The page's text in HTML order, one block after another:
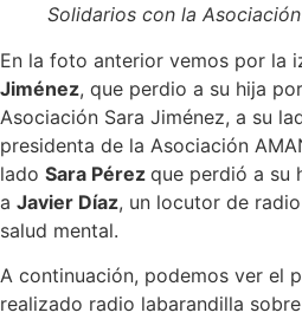
Solidarios con la
En la foto anterior vemos por la
Jiménez, que perdio a su hija
Asociación Sara Jiménez, a su
presidenta de la Asociación
lado Sara Pérez que perdió a su
a Javier Díaz, un locutor de
salud mental.
A continuación, podemos ver el
realizado radio labarandilla